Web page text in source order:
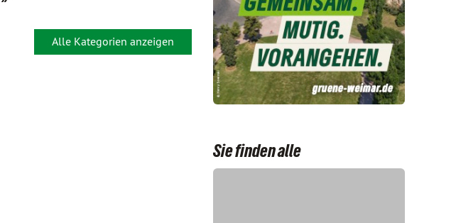
Alle Kategorien anzeigen
Sie finden alle